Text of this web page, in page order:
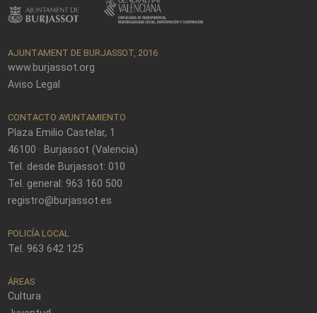
AJUNTAMENT DE BURJASSOT, 2016
www.burjassot.org
Aviso Legal
CONTACTO AYUNTAMIENTO
Plaza Emilio Castelar, 1
46100 · Burjassot (Valencia)
Tel. desde Burjassot: 010
Tel. general: 963 160 500
registro@burjassot.es
POLICÍA LOCAL
Tel. 963 642 125
ÁREAS
Cultura